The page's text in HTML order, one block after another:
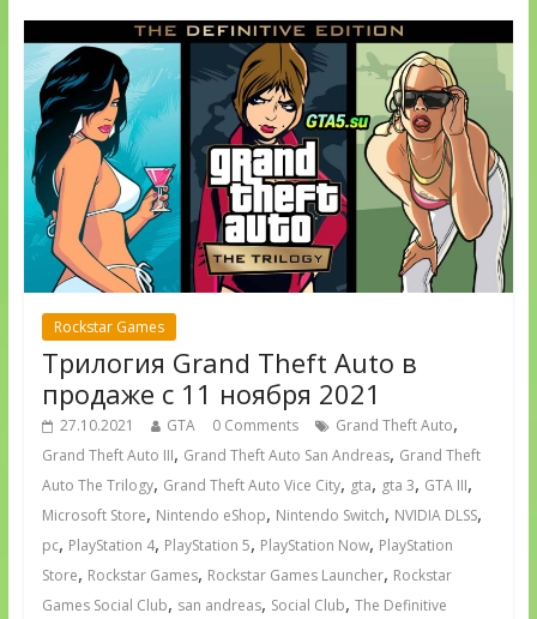
Rockstar Games
Трилогия Grand Theft Auto в
продаже с 11 ноября 2021
27.10.2021 GTA 0 Comments Grand Theft Auto,
Grand Theft Auto III, Grand Theft Auto San Andreas, Grand Theft
Auto The Trilogy, Grand Theft Auto Vice City, gta, gta 3, GTA III,
Microsoft Store, Nintendo eShop, Nintendo Switch, NVIDIA DLSS,
pc, PlayStation 4, PlayStation 5, PlayStation Now, PlayStation
Store, Rockstar Games, Rockstar Games Launcher, Rockstar
Games Social Club, san andreas, Social Club, The Definitive